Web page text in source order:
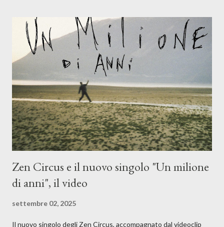
Dicevamo. Ed è da qui che il nostro inizia questo concept
musicale, con " Che ora è" , raccontando la separazione dalla
moglie, del senso di sconfitta e del caldo afoso che opprime,
giusta condizione di sopraffazione: "Non so che ora è, che giorno
è, di questa estate che...". E' raro fare uscire come singolo una
cover, ma...
Zen Circus e il nuovo singolo "Un milione
di anni", il video
settembre 02, 2025
Il nuovo singolo degli Zen Circus, accompagnato dal videoclip